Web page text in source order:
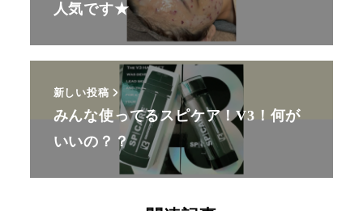
人気です★
新しい投稿
みんな使ってるスピケア！V3！何が
いいの？？